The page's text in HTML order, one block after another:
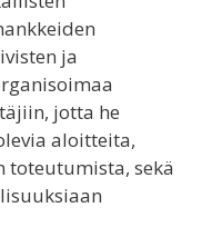
ja
jotta he
aloitteita,
toteutumista, sekä